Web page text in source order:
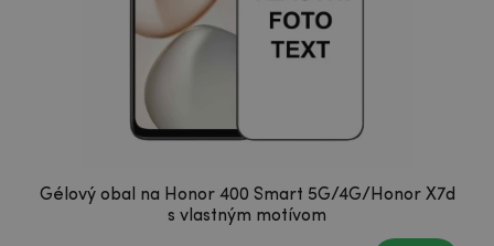
Gélový obal na Honor 400 Smart 5G/4G/Honor X7d
s vlastným motívom